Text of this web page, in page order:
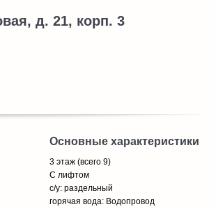
д. 21, корп. 3
Основные характеристики
3 этаж (всего 9)
С лифтом
с/у: раздельный
горячая вода: Водопровод